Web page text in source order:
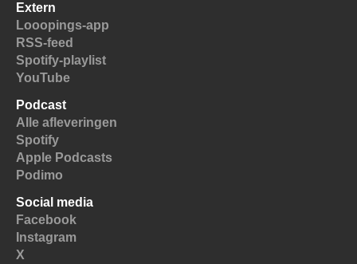
Extern
Looopings-app
RSS-feed
Spotify-playlist
YouTube
Podcast
Alle afleveringen
Spotify
Apple Podcasts
Podimo
Social media
Facebook
Instagram
X